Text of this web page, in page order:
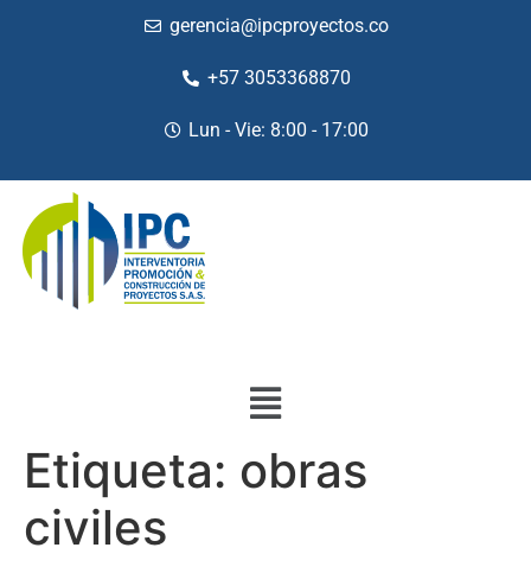
gerencia@ipcproyectos.co
+57 3053368870
Lun - Vie: 8:00 - 17:00
Etiqueta: obras
civiles